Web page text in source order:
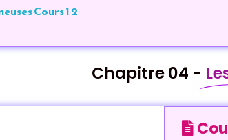
Cours 1 2
Chapitre 04 -